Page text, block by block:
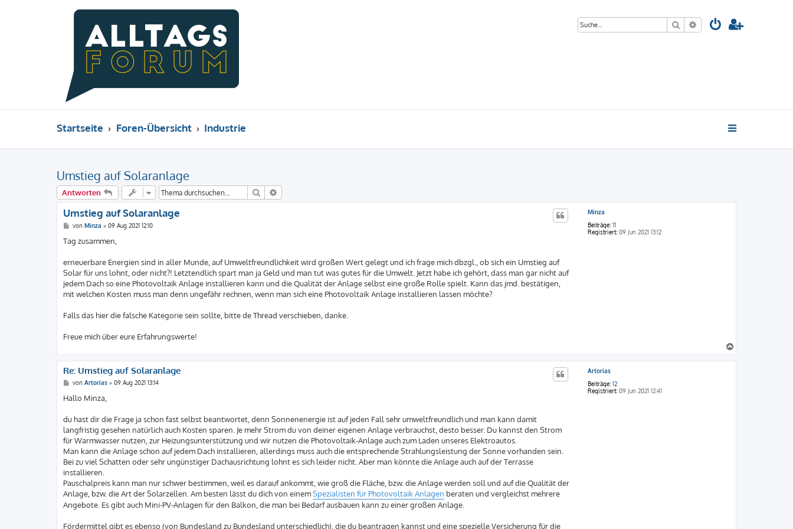
Suche Erweiterte Suche
Startseite Foren-Übersicht Industrie
Umstieg auf Solaranlage
Antworten Suche
Minza
Beiträge: 11
Registriert: 09 Jun 2021 13:12
Umstieg auf Solaranlage
B
i
t
a
g
von Minza » 09 Aug 2021 12:10
Tag zusammen,
erneuerbare Energien sind in aller Munde, auf Umweltfreundlichkeit wird großen Wert gelegt und ich frage mich dbzgl., ob sich ein Umstieg auf
Solar für uns lohnt, oder nicht?! Letztendlich spart man ja Geld und man tut was gutes für die Umwelt. Jetzt habe ich gehört, dass man gar nicht auf
jedem Dach so eine Photovoltaik Anlage installieren kann und die Qualität der Anlage selbst eine große Rolle spielt. Kann das jmd. bestätigen,
mit welchen Kosten muss man denn ungefähr rechnen, wenn man sich eine Photovoltaik Anlage installieren lassen möchte?
Falls das hier die falsche Kategorie sein sollte, bitte de Thread verschieben, danke.
Freue mich über eure Erfahrungswerte!
a
c
Artorias
Beiträge: 12
Registriert: 09 Jun 2021 12:41
Re: Umstieg auf Solaranlage
B
i
t
a
g
von Artorias» 09 Aug 2021 13:14
Hallo Minza,
du hast dir die Frage ja schon fast selbst beantwortet, denn Sonnenenergie ist auf jeden Fall sehr umweltfreundlich und man kann damit
langfristig gesehen natürlich auch Kosten sparen. Je mehr Strom du von deiner eigenen Anlage verbrauchst, desto besser. Du kannst den Strom
für Warmwasser nutzen, zur Heizungsunterstützung und wir nutzen die Photovoltaik-Anlage auch zum Laden unseres Elektroautos.
Man kann die Anlage schon auf jedem Dach installieren, allerdings muss auch die entsprechende Strahlungsleistung der Sonne vorhanden sein.
Bei zu viel Schatten oder sehr ungünstiger Dachausrichtung lohnt es sich leider nicht. Aber man könnte die Anlage auch auf der Terrasse
installieren.
Pauschalpreis kann man nur schwer bestimmen, weil es darauf ankommt, wie groß die Fläche, bzw. die Anlage werden soll und auf die Qualität der
Anlage, bzw. die Art der Solarzellen. Am besten lässt du dich von einemSpezialisten für Photovoltaik Anlagen beraten und vergleichst mehrere
Angebote. Es gibt auch Mini-PV-Anlagen für den Balkon, die man bei Bedarf ausbauen kann zu einer großen Anlage.
Fördermittel gibt es ebenso (von Bundesland zu Bundesland unterschiedlich), die du beantragen kannst und eine spezielle Versicherung für die